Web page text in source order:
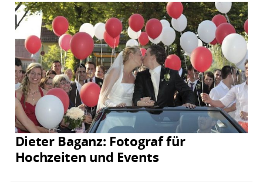
Dieter Baganz: Fotograf für
Hochzeiten und Events